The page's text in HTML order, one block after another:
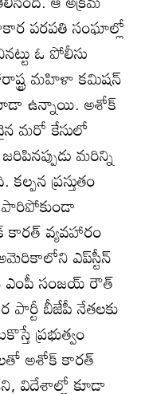
పరపతి సంఘాల్లో
ఓ పోలీసు
మహిళా కమిషన్‌
ఉన్నాయి. అశోక్‌
మరో కేసులో
మరిన్ని
ప్రస్తుతం
కారత్‌ వ్యవహారం
ఎప్‌స్టీన్‌
ఎంపీ సంజయ్‌ రౌత్‌
బీజేపీ నేతలకు
ప్రభుత్వం
అశోక్‌ కారత్‌
విదేశాల్లో కూడా